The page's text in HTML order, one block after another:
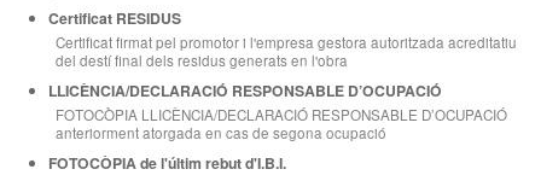
Certificat RESIDUS
Certificat firmat pel promotor i l'empresa gestora autoritzada acreditatiu
del destí final dels residus generats en l'obra
LLICÈNCIA/DECLARACIÓ RESPONSABLE D’OCUPACIÓ
FOTOCÒPIA LLICÈNCIA/DECLARACIÓ RESPONSABLE D’OCUPACIÓ
anteriorment atorgada en cas de segona ocupació
FOTOCÒPIA de l'últim rebut d'I.B.I.